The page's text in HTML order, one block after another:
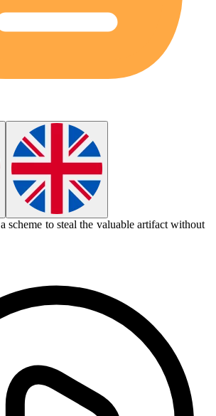
a scheme to steal the valuable artifact without